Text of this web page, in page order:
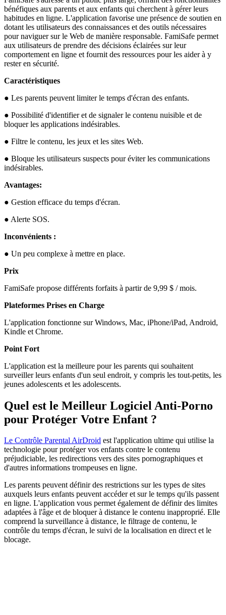
bénéfiques aux parents et aux enfants qui cherchent à gérer leurs
habitudes en ligne. L'application favorise une présence de soutien en
dotant les utilisateurs des connaissances et des outils nécessaires
pour naviguer sur le Web de manière responsable. FamiSafe permet
aux utilisateurs de prendre des décisions éclairées sur leur
comportement en ligne et fournit des ressources pour les aider à y
rester en sécurité.
Caractéristiques
● Les parents peuvent limiter le temps d'écran des enfants.
● Possibilité d'identifier et de signaler le contenu nuisible et de
bloquer les applications indésirables.
● Filtre le contenu, les jeux et les sites Web.
● Bloque les utilisateurs suspects pour éviter les communications
indésirables.
Avantages:
● Gestion efficace du temps d'écran.
● Alerte SOS.
Inconvénients :
● Un peu complexe à mettre en place.
Prix
FamiSafe propose différents forfaits à partir de 9,99 $ / mois.
Plateformes Prises en Charge
L'application fonctionne sur Windows, Mac, iPhone/iPad, Android,
Kindle et Chrome.
Point Fort
L'application est la meilleure pour les parents qui souhaitent
surveiller leurs enfants d'un seul endroit, y compris les tout-petits, les
jeunes adolescents et les adolescents.
Quel est le Meilleur Logiciel Anti-Porno
pour Protéger Votre Enfant ?
Le Contrôle Parental AirDroid est l'application ultime qui utilise la
technologie pour protéger vos enfants contre le contenu
préjudiciable, les redirections vers des sites pornographiques et
d'autres informations trompeuses en ligne.
Les parents peuvent définir des restrictions sur les types de sites
auxquels leurs enfants peuvent accéder et sur le temps qu'ils passent
en ligne. L'application vous permet également de définir des limites
adaptées à l'âge et de bloquer à distance le contenu inapproprié. Elle
comprend la surveillance à distance, le filtrage de contenu, le
contrôle du temps d'écran, le suivi de la localisation en direct et le
blocage.